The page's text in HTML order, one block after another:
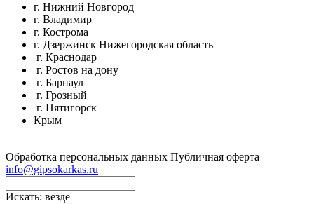
г. Нижний Новгород
г. Владимир
г. Кострома
г. Дзержинск Нижегородская область
г. Краснодар
г. Ростов на дону
г. Барнаул
г. Грозный
г. Пятигорск
Крым
Обработка персональных данных Публичная оферта
info@gipsokarkas.ru
Искать: везде